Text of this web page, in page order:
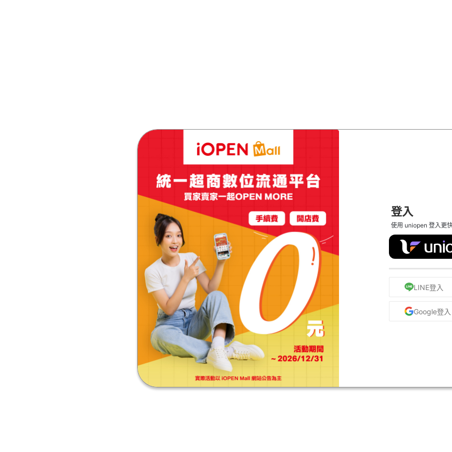
登入
使用 uniopen 登入更
LINE登入
Google登入